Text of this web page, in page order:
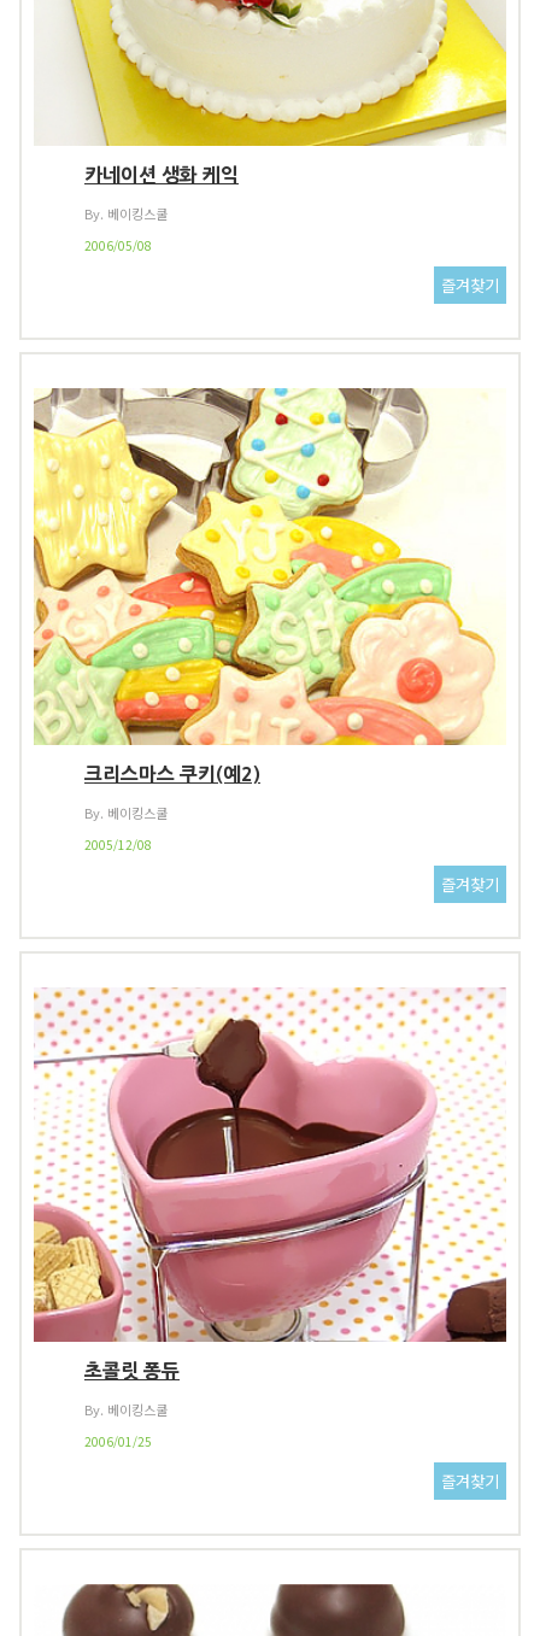
카네이션 생화 케익
By. 베이킹스쿨
2006/05/08
크리스마스 쿠키(예2)
By. 베이킹스쿨
2005/12/08
초콜릿 퐁듀
By. 베이킹스쿨
2006/01/25